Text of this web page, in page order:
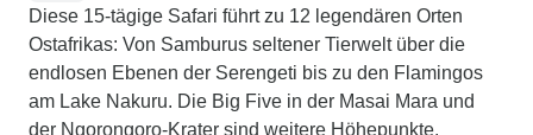
Diese 15-tägige Safari führt zu 12 legendären Orten
Ostafrikas: Von Samburus seltener Tierwelt über die
endlosen Ebenen der Serengeti bis zu den Flamingos
am Lake Nakuru. Die Big Five in der Masai Mara und
der Ngorongoro-Krater sind weitere Höhepunkte.